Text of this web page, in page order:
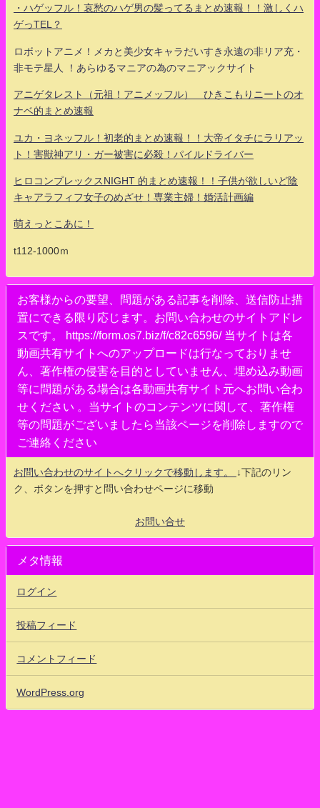
・ハゲッフル！哀愁のハゲ男の髪ってるまとめ速報！！激しくハ
ゲっTEL？
ロボットアニメ！メカと美少女キャラだいすき永遠の非リア充・
非モテ星人 ！あらゆるマニアの為のマニアックサイト
アニゲタレスト（元祖！アニメッフル） ひきこもりニートのオ
ナベ的まとめ速報
ユカ・ヨネッフル！初老的まとめ速報！！大帝イタチにラリアッ
ト！害獣神アリ・ガー被害に必殺！パイルドライバー
ヒロコンプレックスNIGHT 的まとめ速報！！子供が欲しいど陰
キャアラフィフ女子のめざせ！専業主婦！婚活計画編
萌えっとこあに！
t112-1000ｍ
お客様からの要望、問題がある記事を削除、送信防止措
置にできる限り応じます。お問い合わせのサイトアドレ
スです。 https://form.os7.biz/f/c82c6596/ 当サイトは各
動画共有サイトへのアップロードは行なっておりませ
ん、著作権の侵害を目的としていません、埋め込み動画
等に問題がある場合は各動画共有サイト元へお問い合わ
せください 。当サイトのコンテンツに関して、著作権
等の問題がございましたら当該ページを削除しますので
ご連絡ください
お問い合わせのサイトへクリックで移動します。
↓下記のリン
ク、ボタンを押すと問い合わせページに移動
お問い合せ
メタ情報
ログイン
投稿フィード
コメントフィード
WordPress.org